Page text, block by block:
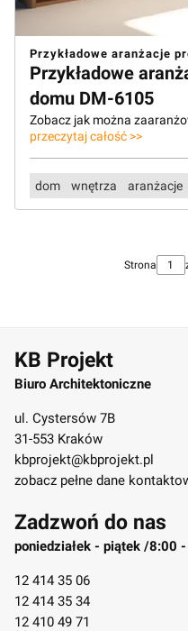
Przykładowe aranżacje
Przykładowe
domu DM-6105
Zobacz jak można
przeczytaj całość >>
dom wnętrza aranżacje
Strona
KB Projekt
Biuro Architektoniczne
ul. Cystersów 7B
31-553 Kraków
kbprojekt@kbprojekt.pl
zobacz pełne dane
Zadzwoń do nas
poniedziałek - piątek /8:00
12 414 35 06
12 414 35 34
12 410 49 71